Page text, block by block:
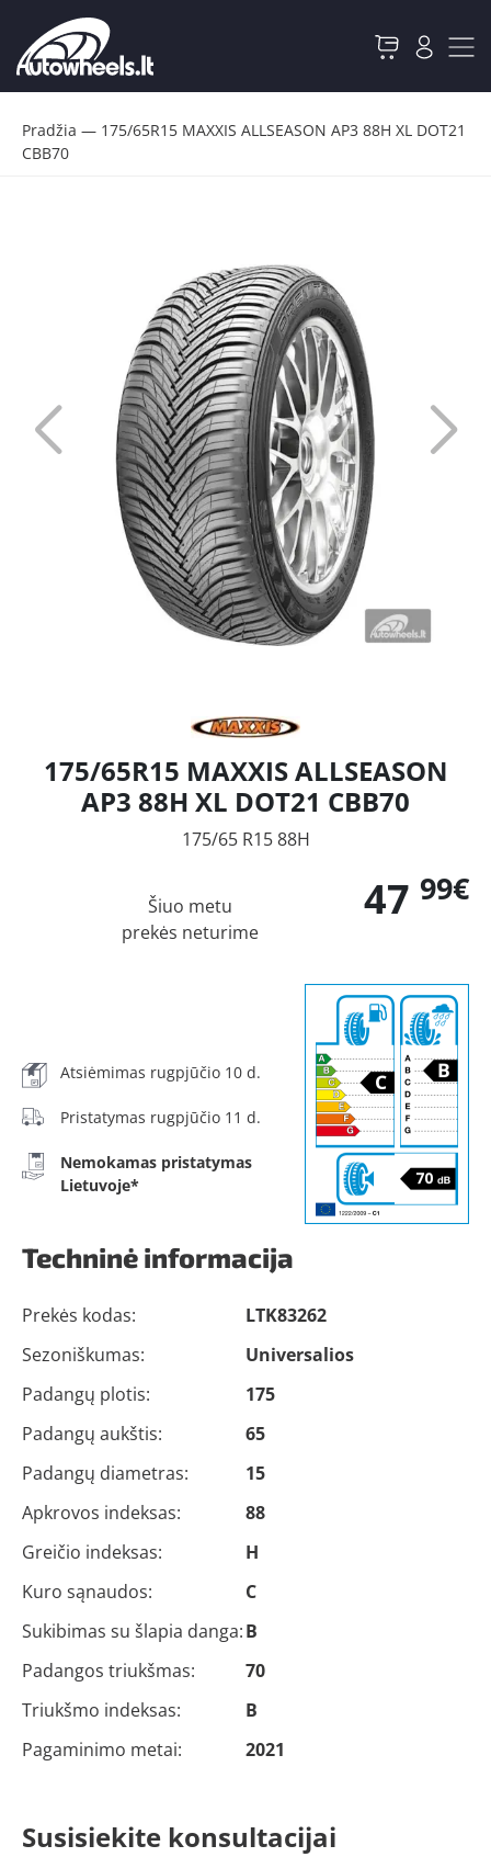
Pradžia — 175/65R15 MAXXIS ALLSEASON AP3 88H XL DOT21
CBB70
175/65R15 MAXXIS ALLSEASON
AP3 88H XL DOT21 CBB70
175/65 R15 88H
47 99€
Šiuo metu
prekės neturime
Atsiėmimas rugpjūčio 10 d.
Pristatymas rugpjūčio 11 d.
Nemokamas pristatymas
Lietuvoje*
Techninė informacija
Prekės kodas:
LTK83262
Sezoniškumas:
Universalios
Padangų plotis:
175
Padangų aukštis:
65
Padangų diametras:
15
Apkrovos indeksas:
88
Greičio indeksas:
H
Kuro sąnaudos:
C
Sukibimas su šlapia danga:B
Padangos triukšmas:
70
Triukšmo indeksas:
B
Pagaminimo metai:
2021
Susisiekite konsultacijai